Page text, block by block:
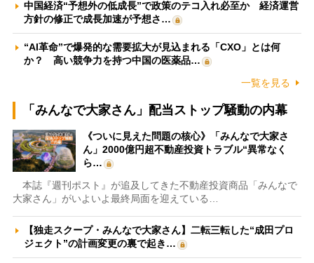
中国経済“予想外の低成長”で政策のテコ入れ必至か 経済運営
方針の修正で成長加速が予想さ…
“AI革命”で爆発的な需要拡大が見込まれる「CXO」とは何
か？ 高い競争力を持つ中国の医薬品…
一覧を見る
「みんなで大家さん」配当ストップ騒動の内幕
《ついに見えた問題の核心》「みんなで大家さ
ん」2000億円超不動産投資トラブル“異常なく
ら…
本誌『週刊ポスト』が追及してきた不動産投資商品「みんなで
大家さん」がいよいよ最終局面を迎えている…
【独走スクープ・みんなで大家さん】二転三転した“成田プロ
ジェクト”の計画変更の裏で起き…